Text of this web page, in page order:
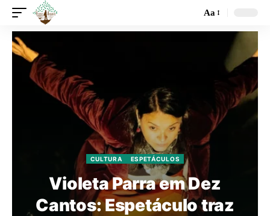
Aa
CULTURA ESPETÁCULOS
Violeta Parra em Dez
Cantos: Espetáculo traz